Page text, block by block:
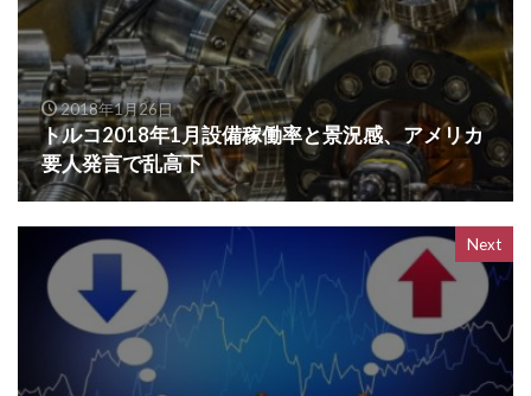
2018年1月26日
トルコ2018年1月設備稼働率と景況感、アメリカ
要人発言で乱高下
Next